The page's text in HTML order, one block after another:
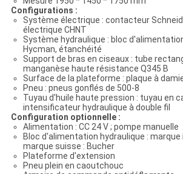
Configurations :
Système électrique : contacteur
électrique CHNT
Système hydraulique : bloc
Hycman, étanchéité
Support de bras en ciseaux : tube
manganèse haute résistance Q345 B
Surface de la plateforme : plaque à
Pneu : pneus gonflés de 500-8
Tuyau d'huile haute pression : tuyau en
intensificateur hydraulique à double fil
Configuration optionnelle :
Alimentation : CC 24 V ; pompe manuelle
Bloc d'alimentation hydraulique :
marque suisse : Bucher
Plateforme d'extension
Pneu plein en caoutchouc